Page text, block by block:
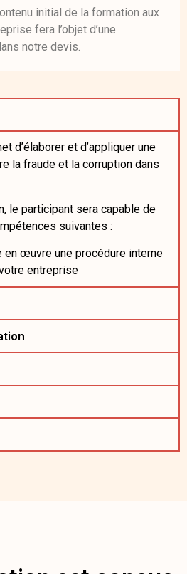
initial de la formation aux
fera l’objet d’une
notre devis.
d’élaborer et d’appliquer une
la fraude et la corruption dans
le participant sera capable de
suivantes :
en œuvre une procédure interne
entreprise